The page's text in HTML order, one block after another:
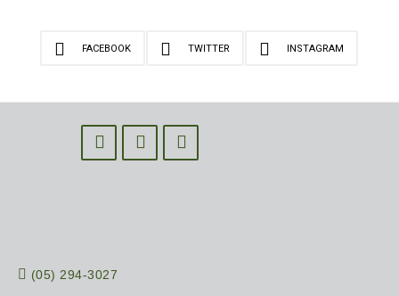
FACEBOOK TWITTER INSTAGRAM
(05) 294-3027